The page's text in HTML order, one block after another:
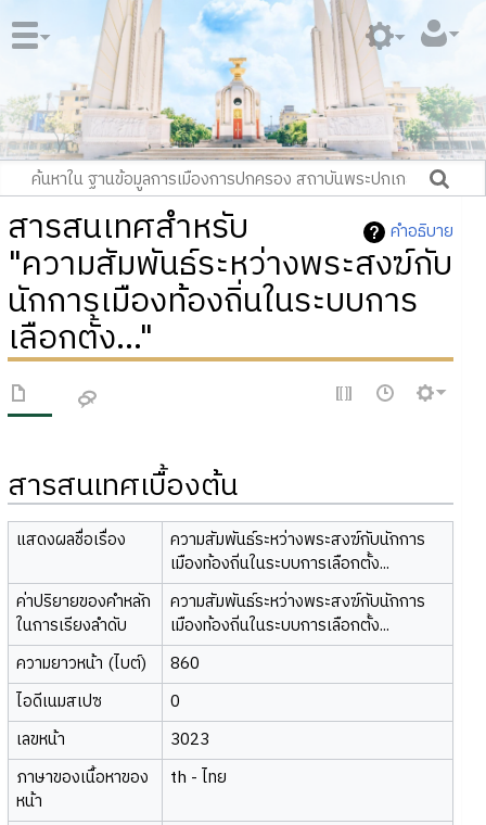
คำอธิบาย
สารสนเทศสำหรับ
"ความสัมพันธ์ระหว่างพระสงฆ์กับ
นักการเมืองท้องถิ่นในระบบการ
เลือกตั้ง..."
สารสนเทศเบื้องต้น
แสดงผลชื่อเรื่อง
ความสัมพันธ์ระหว่างพระสงฆ์กับนักการ
เมืองท้องถิ่นในระบบการเลือกตั้ง...
ค่าปริยายของคำหลัก
ในการเรียงลำดับ
ความสัมพันธ์ระหว่างพระสงฆ์กับนักการ
เมืองท้องถิ่นในระบบการเลือกตั้ง...
ความยาวหน้า (ไบต์)
860
ไอดีเนมสเปซ
0
เลขหน้า
3023
ภาษาของเนื้อหาของ
หน้า
th - ไทย